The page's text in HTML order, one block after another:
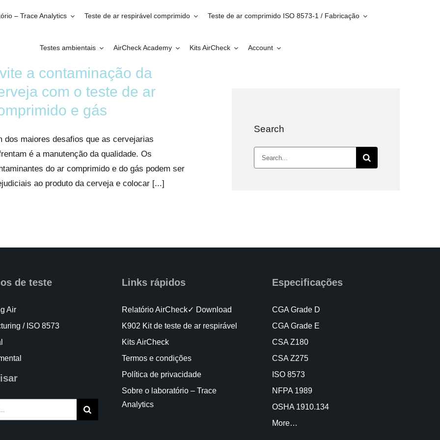
– Trace Analytics Teste de ar respirável comprimido Teste de ar comprimido ISO 8573-1 / Fabricação
Testes ambientais AirCheck Academy Kits AirCheck Account
a contaminação da
com o teste de ar
e gás
dos maiores desafios que as cervejarias
é a manutenção da qualidade. Os
do ar comprimido e do gás podem ser
ao produto da cerveja e colocar [...]
Search
Search
for:
de teste
Air
/ ISO 8573
Links rápidos
Relatório AirCheck✓ Download
K902 Kit de teste de ar respirável
Kits AirCheck
Termos e condições
Política de privacidade
Sobre o laboratório – Trace
Analytics
Especificações
CGA Grade D
CGA Grade E
CSA Z180
CSA Z275
ISO 8573
NFPA 1989
OSHA 1910.134
More…